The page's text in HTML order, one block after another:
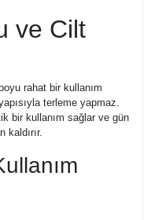
ve Cilt
rahat bir kullanım
terleme yapmaz.
bir kullanım sağlar ve gün
kaldırır.